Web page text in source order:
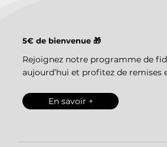
5€ de bienvenue 🎁
Rejoignez notre programme de
aujourd’hui et profitez de remises
En savoir +